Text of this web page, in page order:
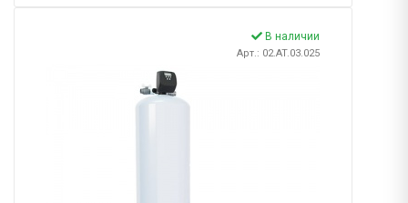
В наличии
Арт.: 02.AT.03.025